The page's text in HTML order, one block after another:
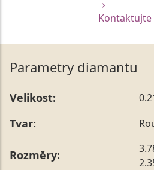
Kontaktujte
Parametry diamantu
Velikost:
Tvar:
Rozměry: